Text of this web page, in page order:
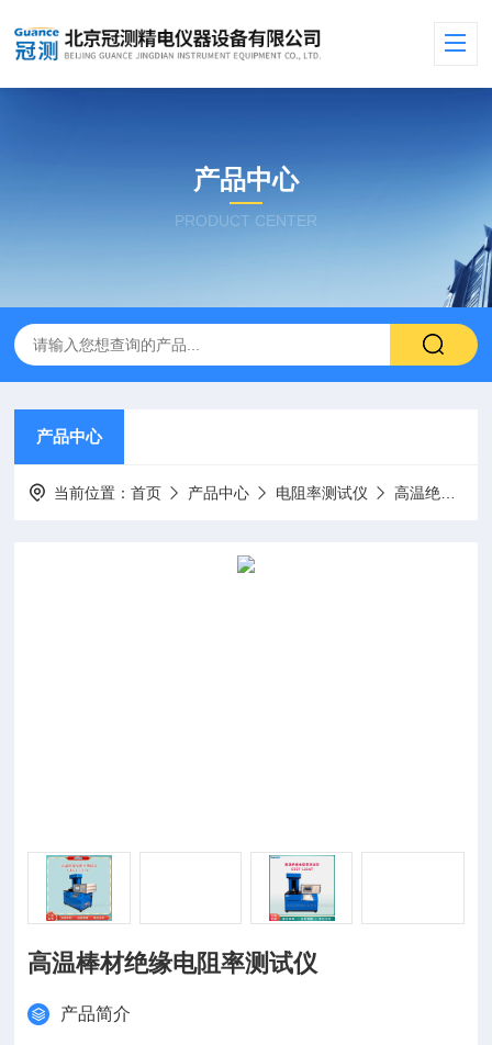
产品中心
PRODUCT CENTER
产品中心
当前位置：首页 产品中心 电阻率测试仪 高温绝缘电阻率测试仪
高温棒材绝缘电阻率测试仪
产品简介